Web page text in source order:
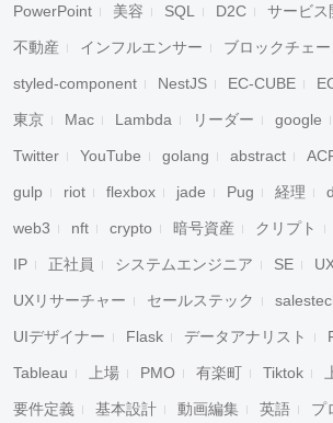
PowerPoint 美容 SQL D2C サービス
不動産 インフルエンサー ブロックチェー
styled-component NestJS EC-CUBE
東京 Mac Lambda リーダー google
Twitter YouTube golang abstract
gulp riot flexbox jade Pug 経理
web3 nft crypto 暗号資産 クリプト
IP 正社員 システムエンジニア SE
UXリサーチャー セールステック
UIデザイナー Flask データアナリスト
Tableau 上場 PMO 有楽町 Tiktok
要件定義 基本設計 動画編集 英語 プ